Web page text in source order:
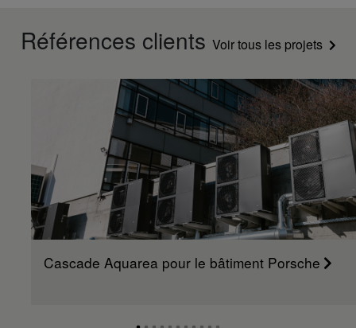
Références clients Voir tous les projets
Cascade Aquarea pour le bâtiment Porsche